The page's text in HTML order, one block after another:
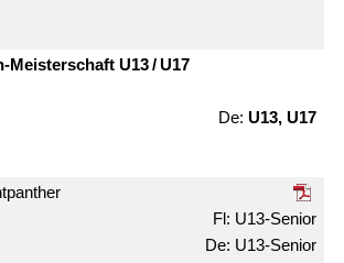
Meister­schaft U13 / U17
U13, U17
U13-Senior
U13-Senior